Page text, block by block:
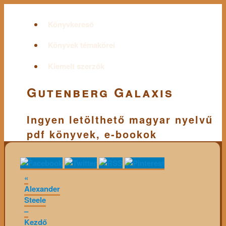
Könyvkereső
Könyvek témakörei
Kiemelt szerzők
Gutenberg Galaxis
Ingyen letölthető magyar nyelvű
pdf könyvek, e-bookok
«
Alexander
Steele
–
Kezdő